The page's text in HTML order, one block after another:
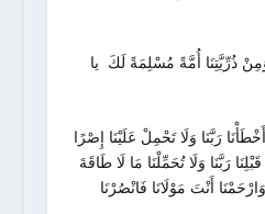
ذُرِّيَّتِنَا أُمَّةً مُسْلِمَةً لَكَ يا
رَبَّنَا وَلَا تَحْمِلْ عَلَيْنَا إِصْرًا
رَبَّنَا وَلَا تُحَمِّلْنَا مَا لَا طَاقَةَ
أَنْتَ مَوْلَانَا فَانْصُرْنَا